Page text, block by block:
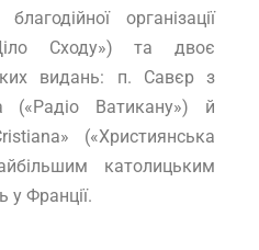
організації
Сходу») та двоє
видань: п. Савєр з
(«Радіо Ватикану») й
(«Християнська
католицьким
Франції.